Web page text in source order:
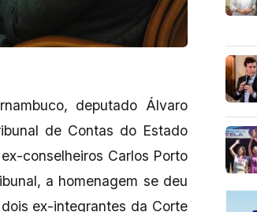
deputado Álvaro
de Contas do Estado
conselheiros Carlos Porto
a homenagem se deu
ex-integrantes da Corte